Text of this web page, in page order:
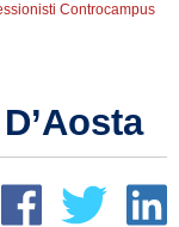
Controcampus